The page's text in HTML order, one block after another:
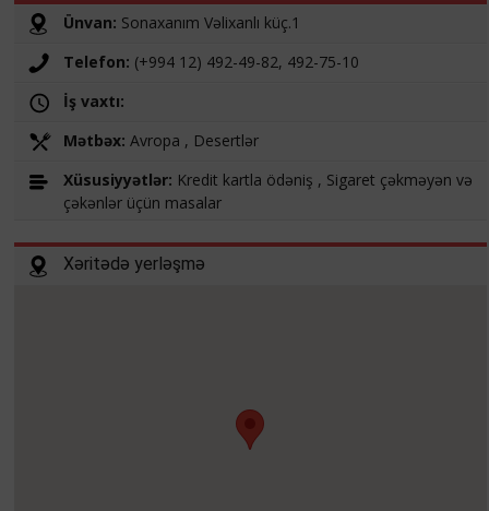
Ünvan: Sonaxanım Vəlixanlı küç.1
Telefon: (+994 12) 492-49-82, 492-75-10
İş vaxtı:
Mətbəx: Avropa , Desertlər
Xüsusiyyətlər: Kredit kartla ödəniş , Sigaret çəkməyən və
çəkənlər üçün masalar
Xəritədə yerləşmə